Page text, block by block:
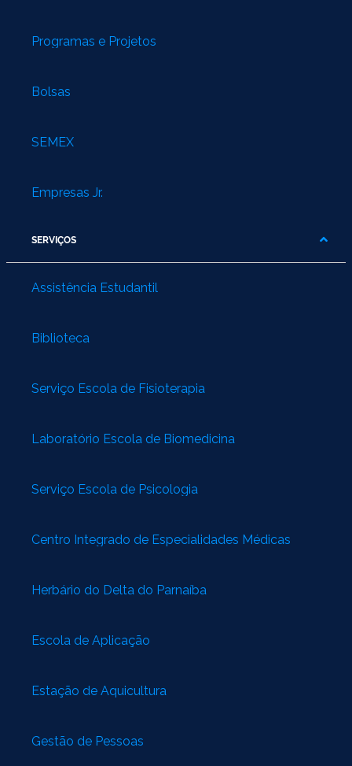
Programas e Projetos
Bolsas
SEMEX
Empresas Jr.
SERVIÇOS
Assistência Estudantil
Biblioteca
Serviço Escola de Fisioterapia
Laboratório Escola de Biomedicina
Serviço Escola de Psicologia
Centro Integrado de Especialidades Médicas
Herbário do Delta do Parnaíba
Escola de Aplicação
Estação de Aquicultura
Gestão de Pessoas